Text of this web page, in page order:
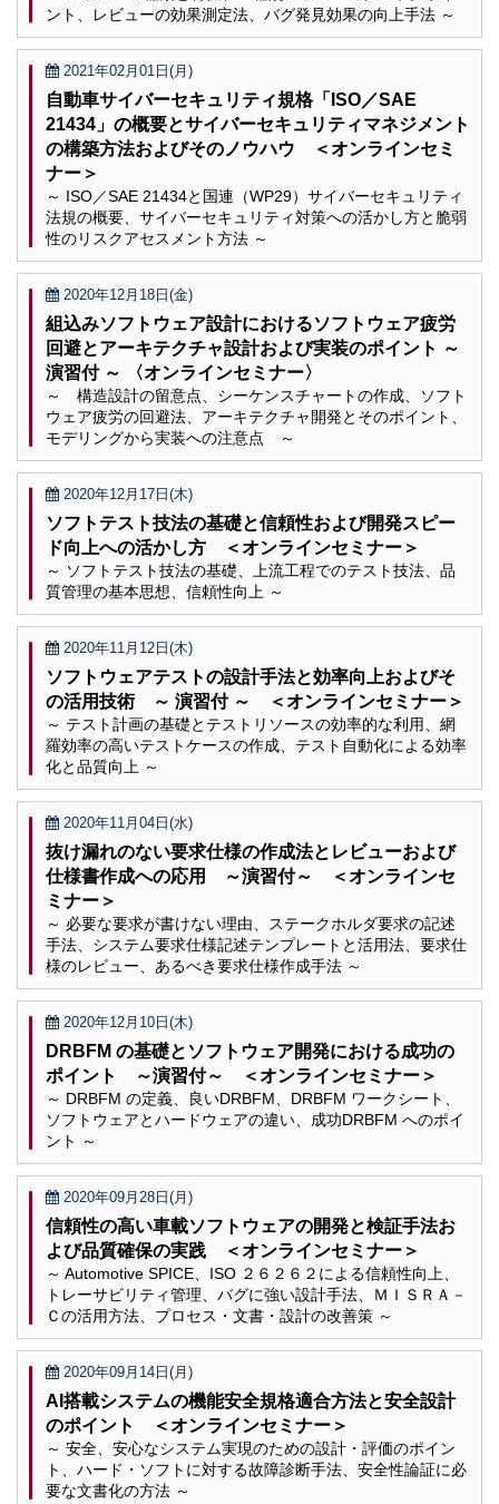
ント、レビューの効果測定法、バグ発見効果の向上手法 ～
2021年02月01日(月)
自動車サイバーセキュリティ規格「ISO／SAE
21434」の概要とサイバーセキュリティマネジメント
の構築方法およびそのノウハウ ＜オンラインセミ
ナー＞
～ ISO／SAE 21434と国連（WP29）サイバーセキュリティ
法規の概要、サイバーセキュリティ対策への活かし方と脆弱
性のリスクアセスメント方法 ～
2020年12月18日(金)
組込みソフトウェア設計におけるソフトウェア疲労
回避とアーキテクチャ設計および実装のポイント ～
演習付 ～ 〈オンラインセミナー〉
～ 構造設計の留意点、シーケンスチャートの作成、ソフト
ウェア疲労の回避法、アーキテクチャ開発とそのポイント、
モデリングから実装への注意点 ～
2020年12月17日(木)
ソフトテスト技法の基礎と信頼性および開発スピー
ド向上への活かし方 ＜オンラインセミナー＞
～ ソフトテスト技法の基礎、上流工程でのテスト技法、品
質管理の基本思想、信頼性向上 ～
2020年11月12日(木)
ソフトウェアテストの設計手法と効率向上およびそ
の活用技術 ～ 演習付 ～ ＜オンラインセミナー＞
～ テスト計画の基礎とテストリソースの効率的な利用、網
羅効率の高いテストケースの作成、テスト自動化による効率
化と品質向上 ～
2020年11月04日(水)
抜け漏れのない要求仕様の作成法とレビューおよび
仕様書作成への応用 ～演習付～ ＜オンラインセ
ミナー＞
～ 必要な要求が書けない理由、ステークホルダ要求の記述
手法、システム要求仕様記述テンプレートと活用法、要求仕
様のレビュー、あるべき要求仕様作成手法 ～
2020年12月10日(木)
DRBFM の基礎とソフトウェア開発における成功の
ポイント ～演習付～ ＜オンラインセミナー＞
～ DRBFM の定義、良いDRBFM、DRBFM ワークシート、
ソフトウェアとハードウェアの違い、成功DRBFM へのポイ
ント ～
2020年09月28日(月)
信頼性の高い車載ソフトウェアの開発と検証手法お
よび品質確保の実践 ＜オンラインセミナー＞
～ Automotive SPICE、ISO ２６２６２による信頼性向上、
トレーサビリティ管理、バグに強い設計手法、ＭＩＳＲＡ－
Ｃの活用方法、プロセス・文書・設計の改善策 ～
2020年09月14日(月)
AI搭載システムの機能安全規格適合方法と安全設計
のポイント ＜オンラインセミナー＞
～ 安全、安心なシステム実現のための設計・評価のポイン
ト、ハード・ソフトに対する故障診断手法、安全性論証に必
要な文書化の方法 ～